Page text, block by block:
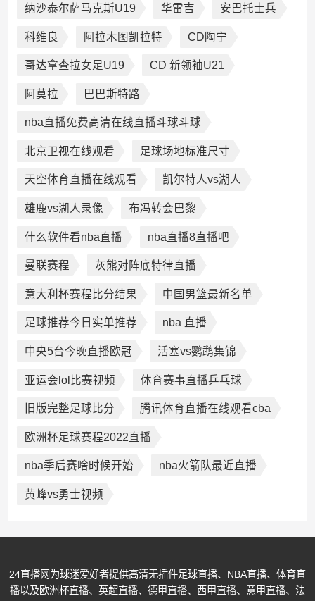
纳沙泰尔萨马克斯U19 华雷吉 安巴托士兵
科维良 阿拉木图凯拉特 CD陶宁
哥达拿查拉女足U19 CD 新领袖U21
阿莫拉 巴巴斯特路
nba直播免费高清在线直播斗球斗球
北京卫视在线观看 足球场地标准尺寸
天空体育直播在线观看 凯尔特人vs湖人
雄鹿vs湖人录像 布冯转会巴黎
什么软件看nba直播 nba直播8直播吧
曼联赛程 灰熊对阵底特律直播
意大利杯赛程比分结果 中国男篮最新名单
足球推荐今日实单推荐 nba 直播
中央5台今晚直播欧冠 活塞vs鹦鹉集锦
亚运会lol比赛视频 体育赛事直播乒乓球
旧版完整足球比分 腾讯体育直播在线观看cba
欧洲杯足球赛程2022直播
nba季后赛啥时候开始 nba火箭队最近直播
黄峰vs勇士视频
24直播网为球迷爱好者提供高清无插件足球直播、NBA直播、体育直
播以及欧洲杯直播、英超直播、德甲直播、西甲直播、意甲直播、法